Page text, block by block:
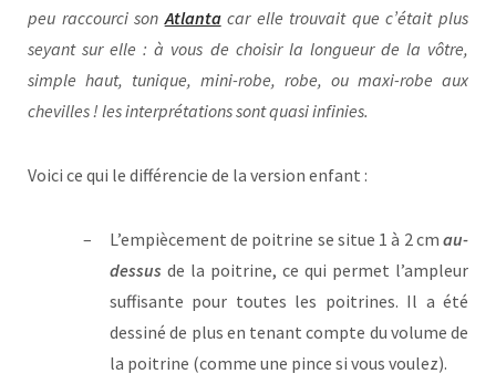
peu raccourci sonAtlantacar elle trouvait que c’était plus
seyant sur elle : à vous de choisir la longueur de la vôtre,
simple haut, tunique, mini-robe, robe, ou maxi-robe aux
chevilles ! les interprétations sont quasi infinies.
Voici ce qui le différencie de la version enfant :
L’empiècement de poitrine se situe 1 à 2 cm au-
dessus de la poitrine, ce qui permet l’ampleur
suffisante pour toutes les poitrines. Il a été
dessiné de plus en tenant compte du volume de
la poitrine (comme une pince si vous voulez).